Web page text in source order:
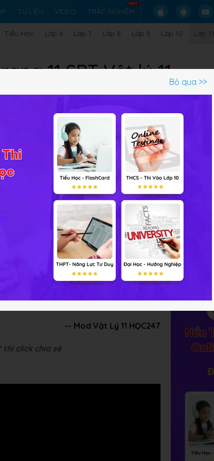
TƯ LIỆU VIDEO TRẮC NGHIỆM
Tiểu Học Lớp 6 Lớp 7 Lớp 8 Lớp 9 Lớp 10 Lớp 11
11 SBT Vật lý 11
nghiệm 26BT SGK 83FAQ
xa hạt nhân thì càng lớn hay càng
hạt nhân càng lớn hay càng nhỏ?
xa hạt nhân càng nhỏ.
nằm càng xa hạt nhân càng lớn, vì công
-- Mod Vật Lý 11 HỌC247
thì click chia sẻ
Bỏ qua >>